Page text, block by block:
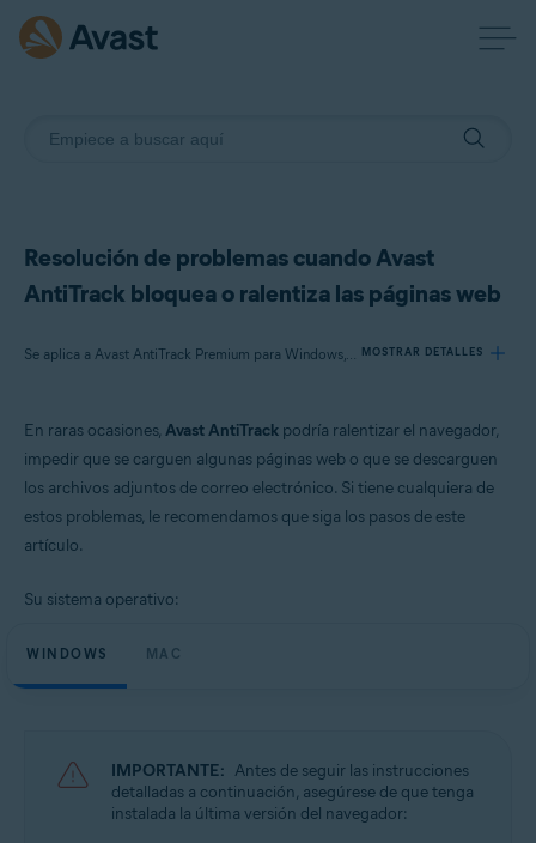
Resolución de problemas cuando Avast
AntiTrack bloquea o ralentiza las páginas web
Se aplica a Avast AntiTrack Premium para Windows, Avast AntiTrack para Mac MOSTRAR DETALLES
Avast AntiTrack 1.x para Mac
Sistemas operativos:
Microsoft Windows 10 Home/Pro/Enterprise/Education - 32 o 64 bits
Microsoft Windows 8/Pro/Enterprise - 32 o 64 bits
Premium/Professional/Enterprise/Ultimate - Service Pack 1, 32 o 64 bits
Apple macOS 11.x (Big Sur)
Apple macOS 10.15.x (Catalina)
Apple macOS 10.14.x (Mojave)
En raras ocasiones, Avast AntiTrack podría ralentizar el navegador,
impedir que se carguen algunas páginas web o que se descarguen
los archivos adjuntos de correo electrónico. Si tiene cualquiera de
estos problemas, le recomendamos que siga los pasos de este
artículo.
Su sistema operativo:
WINDOWS MAC
IMPORTANTE: Antes de seguir las instrucciones
detalladas a continuación, asegúrese de que tenga
instalada la última versión del navegador: